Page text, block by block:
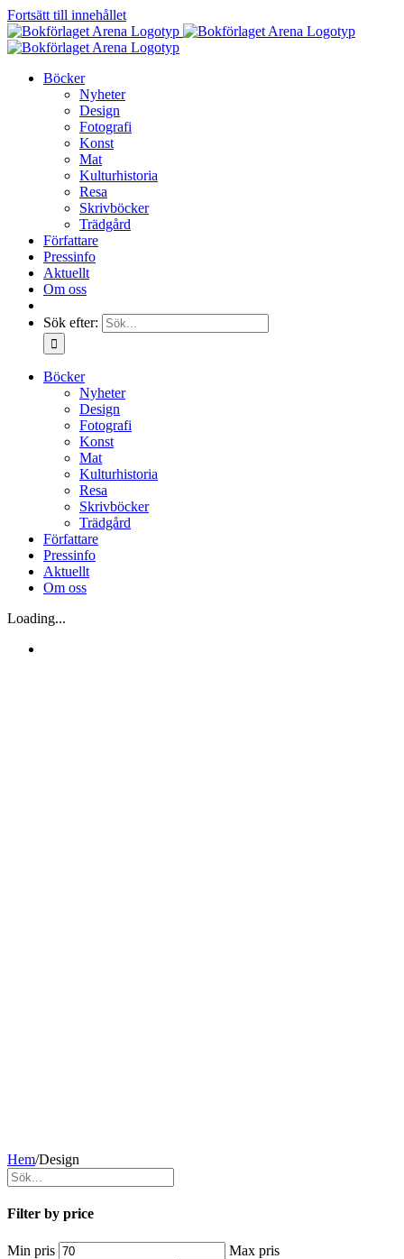
Fortsätt till innehållet
Böcker
Nyheter
Design
Fotografi
Konst
Mat
Kulturhistoria
Resa
Skrivböcker
Trädgård
Författare
Pressinfo
Aktuellt
Om oss
Sök efter:
Böcker
Nyheter
Design
Fotografi
Konst
Mat
Kulturhistoria
Resa
Skrivböcker
Trädgård
Författare
Pressinfo
Aktuellt
Om oss
Loading...
Hem/Design
Filter by price
Min pris Max pris